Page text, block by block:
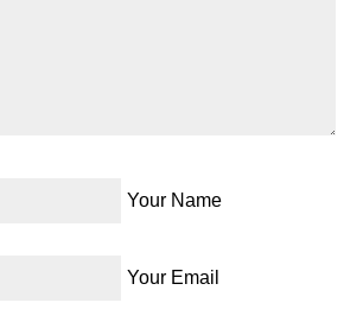
Your Name
Your Email